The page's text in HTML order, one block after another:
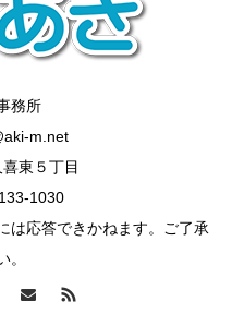
務所
m.net
東５丁目
1030
は応答できかねます。ご了承
。